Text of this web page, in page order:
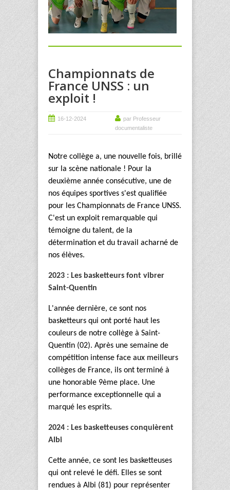
Championnats de
France UNSS : un
exploit !
16-12-2024
par Professeur
documentaliste
Notre collège a, une nouvelle fois, brillé
sur la scène nationale ! Pour la
deuxième année consécutive, une de
nos équipes sportives s'est qualifiée
pour les Championnats de France UNSS.
C'est un exploit remarquable qui
témoigne du talent, de la
détermination et du travail acharné de
nos élèves.
2023 : Les basketteurs font vibrer
Saint-Quentin
L'année dernière, ce sont nos
basketteurs qui ont porté haut les
couleurs de notre collège à Saint-
Quentin (02). Après une semaine de
compétition intense face aux meilleurs
collèges de France, ils ont terminé à
une honorable 9ème place. Une
performance exceptionnelle qui a
marqué les esprits.
2024 : Les basketteuses conquièrent
Albi
Cette année, ce sont les basketteuses
qui ont relevé le défi. Elles se sont
rendues à Albi (81) pour représenter